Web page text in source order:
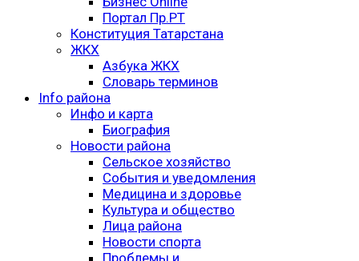
Портал Пр.РТ
Конституция Татарстана
ЖКХ
Азбука ЖКХ
Словарь терминов
Info района
Инфо и карта
Биография
Новости района
Сельское хозяйство
События и уведомления
Медицина и здоровье
Культура и общество
Лица района
Новости спорта
Проблемы и